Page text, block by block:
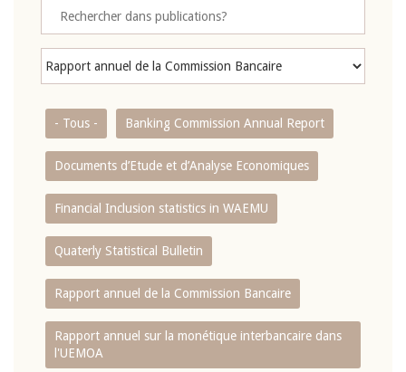
- Tous - Banking Commission Annual Report
Documents d’Etude et d’Analyse Economiques
Financial Inclusion statistics in WAEMU
Quaterly Statistical Bulletin
Rapport annuel de la Commission Bancaire
Rapport annuel sur la monétique interbancaire dans
l'UEMOA